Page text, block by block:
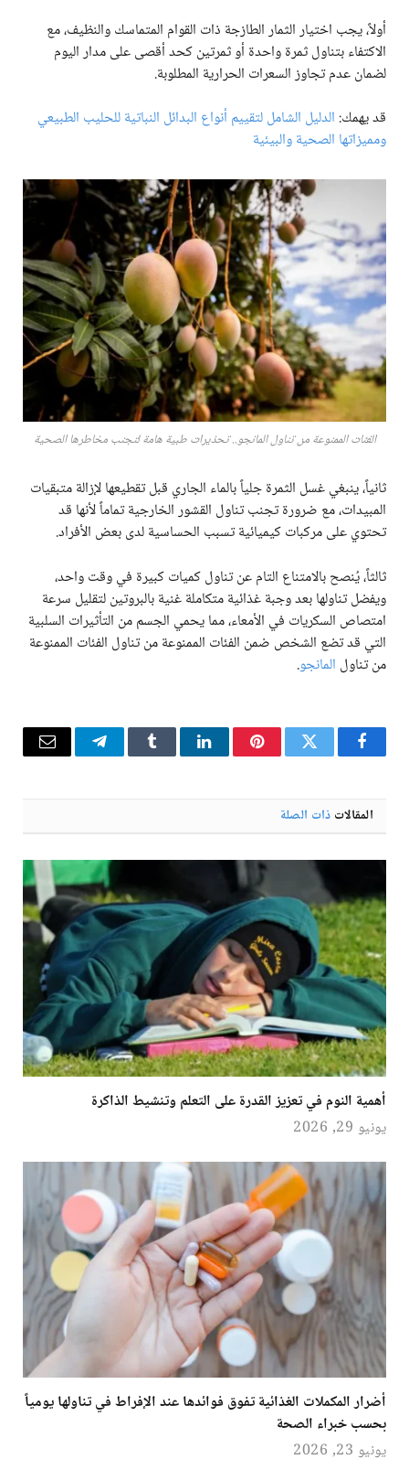
أولاً، يجب اختيار الثمار الطازجة ذات القوام المتماسك والنظيف، مع
الاكتفاء بتناول ثمرة واحدة أو ثمرتين كحد أقصى على مدار اليوم
لضمان عدم تجاوز السعرات الحرارية المطلوبة.
قد يهمك: الدليل الشامل لتقييم أنواع البدائل النباتية للحليب الطبيعي
ومميزاتها الصحية والبيئية
الفئات الممنوعة من تناول المانجو.. تحذيرات طبية هامة لتجنب مخاطرها الصحية
ثانياً، ينبغي غسل الثمرة جلياً بالماء الجاري قبل تقطيعها لإزالة متبقيات
المبيدات، مع ضرورة تجنب تناول القشور الخارجية تماماً لأنها قد
تحتوي على مركبات كيميائية تسبب الحساسية لدى بعض الأفراد.
ثالثاً، يُنصح بالامتناع التام عن تناول كميات كبيرة في وقت واحد،
ويفضل تناولها بعد وجبة غذائية متكاملة غنية بالبروتين لتقليل سرعة
امتصاص السكريات في الأمعاء، مما يحمي الجسم من التأثيرات السلبية
التي قد تضع الشخص ضمن الفئات الممنوعة من تناول الفئات الممنوعة
من تناول المانجو.
فيسبوكتويتر بينتيريستلينكدإن Tumblr تيلقرام البريد
المقالات ذات الصلة
أهمية النوم في تعزيز القدرة على التعلم وتنشيط الذاكرة
يونيو 29, 2026
أضرار المكملات الغذائية تفوق فوائدها عند الإفراط في تناولها يومياً
بحسب خبراء الصحة
يونيو 23, 2026